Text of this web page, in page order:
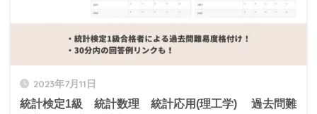
2023年7月11日
統計検定1級 統計数理 統計応用(理工学) 過去問難